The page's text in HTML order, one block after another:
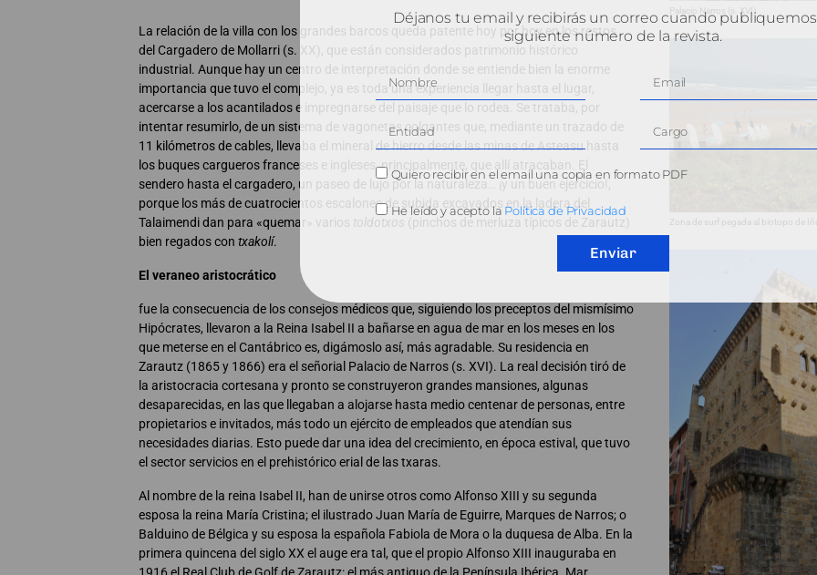
La relación de la villa con los grandes barcos queda patente hoy por hoy en los restos
del Cargadero de Mollarri (s. XX), que están considerados patrimonio histórico
industrial. Aunque hay un centro de interpretación donde se entiende bien la enorme
importancia que tuvo el complejo, ya es toda una experiencia llegar hasta el lugar,
acercarse a los acantilados e impregnarse del paisaje que lo rodea. Se trataba, por
intentar resumirlo, de un sistema de vagonetas colgantes que, mediante un trazado de
11 kilómetros de cables, llevaba el mineral de hierro desde las minas de Asteasu hasta
los buques cargueros franceses e ingleses, principalmente, que allí atracaban. El
sendero hasta el cargadero, un paseo de lujo por la naturaleza… ¡y un buen ejercicio!,
porque los más de cuatrocientos escalones de subida excavados en la ladera del
Talaimendi dan para «quemar» varios toldotxos (pinchos de merluza típicos de Zarautz)
bien regados con txakolí.
El veraneo aristocrático
fue la consecuencia de los consejos médicos que, siguiendo los preceptos del mismísimo
Hipócrates, llevaron a la Reina Isabel II a bañarse en agua de mar en los meses en los
que meterse en el Cantábrico es, digámoslo así, más agradable. Su residencia en
Zarautz (1865 y 1866) era el señorial Palacio de Narros (s. XVI). La real decisión tiró de
la aristocracia cortesana y pronto se construyeron grandes mansiones, algunas
desaparecidas, en las que llegaban a alojarse hasta medio centenar de personas, entre
propietarios e invitados, más todo un ejército de empleados que atendían sus
necesidades diarias. Esto puede dar una idea del crecimiento, en época estival, que tuvo
el sector servicios en el prehistórico erial de las txaras.
Al nombre de la reina Isabel II, han de unirse otros como Alfonso XIII y su segunda
esposa la reina María Cristina; el ilustrado Juan María de Eguirre, Marques de Narros; o
Balduino de Bélgica y su esposa la española Fabiola de Mora o la duquesa de Alba. En la
primera quincena del siglo XX el auge era tal, que el propio Alfonso XIII inauguraba en
Palacio Narros (s. XVI).
Zona de surf pegada al biotopo de
Déjanos tu email y recibirás un correo cuando
siguiente número de la revista.
Quiero recibir en el email una copia en formato PDF
He leído y acepto laPolítica de Privacidad
Enviar